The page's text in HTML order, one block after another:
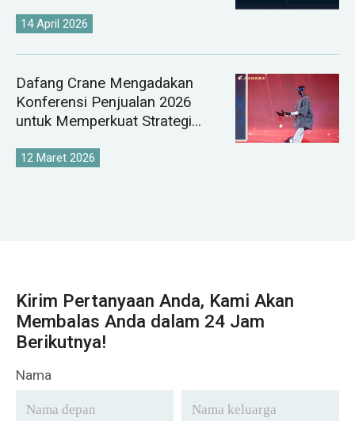
14 April 2026
Dafang Crane Mengadakan
Konferensi Penjualan 2026
untuk Memperkuat Strategi
12 Maret 2026
Kirim Pertanyaan Anda, Kami Akan
Membalas Anda dalam 24 Jam
Berikutnya!
Nama